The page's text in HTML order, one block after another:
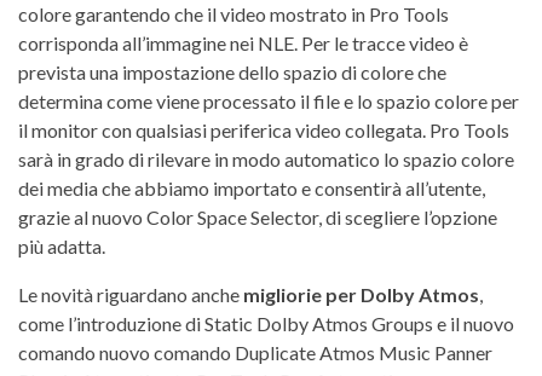
colore garantendo che il video mostrato in Pro Tools
corrisponda all’immagine nei NLE. Per le tracce video è
prevista una impostazione dello spazio di colore che
determina come viene processato il file e lo spazio colore per
il monitor con qualsiasi periferica video collegata. Pro Tools
sarà in grado di rilevare in modo automatico lo spazio colore
dei media che abbiamo importato e consentirà all’utente,
grazie al nuovo Color Space Selector, di scegliere l’opzione
più adatta.
Le novità riguardano anche migliorie per Dolby Atmos
come l’introduzione di Static Dolby Atmos Groups e il nuovo
comando nuovo comando Duplicate Atmos Music Panner